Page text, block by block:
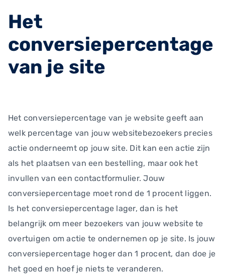
Het
conversiepercentage
van je site
Het conversiepercentage van je website geeft aan
welk percentage van jouw websitebezoekers precies
actie onderneemt op jouw site. Dit kan een actie zijn
als het plaatsen van een bestelling, maar ook het
invullen van een contactformulier. Jouw
conversiepercentage moet rond de 1 procent liggen.
Is het conversiepercentage lager, dan is het
belangrijk om meer bezoekers van jouw website te
overtuigen om actie te ondernemen op je site. Is jouw
conversiepercentage hoger dan 1 procent, dan doe je
het goed en hoef je niets te veranderen.